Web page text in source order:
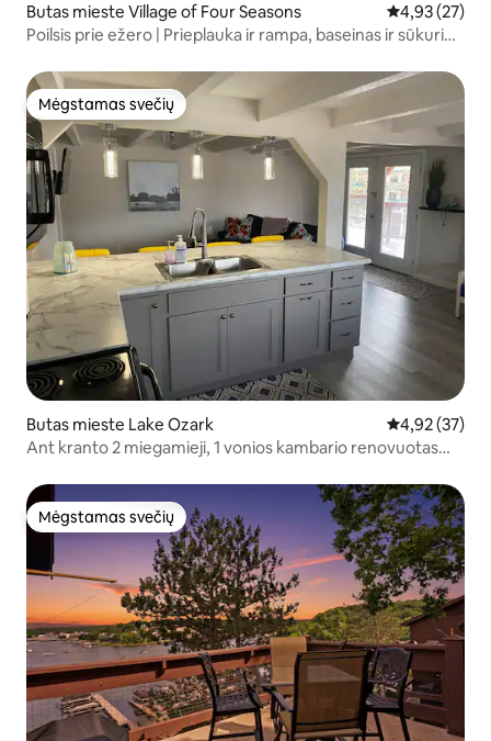
Butas mieste Village of Four Seasons Vidutinis
4,93 (27)
Poilsis prie ežero | Prieplauka ir rampa, baseinas ir sūkurinė
Mėgstamas svečių
Mėgstamas svečių
Butas mieste Lake Ozark Vidutinis
4,92 (37)
Ant kranto 2 miegamieji, 1 vonios kambario renovuotas
Mėgstamas svečių
Mėgstamas svečių